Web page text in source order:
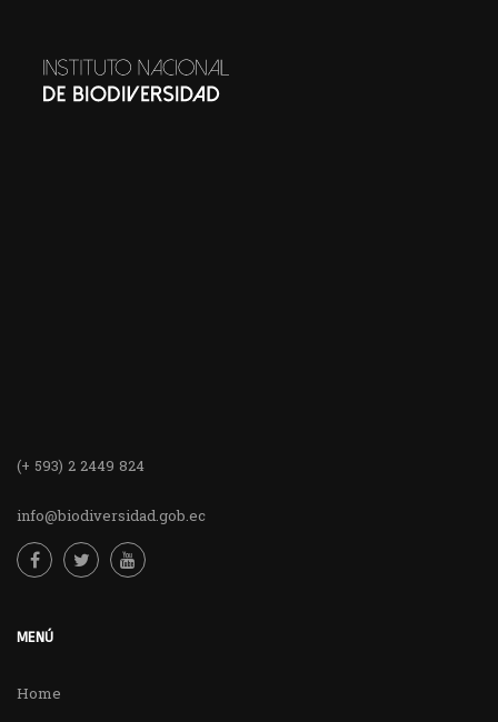
(+ 593) 2 2449 824
info@biodiversidad.gob.ec
MENÚ
Home